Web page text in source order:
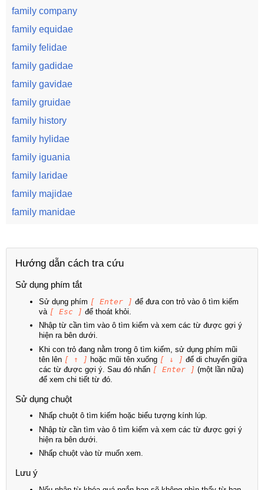
family company
family equidae
family felidae
family gadidae
family gavidae
family gruidae
family history
family hylidae
family iguania
family laridae
family majidae
family manidae
Hướng dẫn cách tra cứu
Sử dụng phím tắt
Sử dụng phím [ Enter ] để đưa con trỏ vào ô tìm kiếm
và [ Esc ] để thoát khỏi.
Nhập từ cần tìm vào ô tìm kiếm và xem các từ được gợi ý
hiện ra bên dưới.
Khi con trỏ đang nằm trong ô tìm kiếm, sử dụng phím mũi
tên lên [ ↑ ] hoặc mũi tên xuống [ ↓ ] để di chuyển giữa
các từ được gợi ý. Sau đó nhấn [ Enter ] (một lần nữa)
để xem chi tiết từ đó.
Sử dụng chuột
Nhấp chuột ô tìm kiếm hoặc biểu tượng kính lúp.
Nhập từ cần tìm vào ô tìm kiếm và xem các từ được gợi ý
hiện ra bên dưới.
Nhấp chuột vào từ muốn xem.
Lưu ý